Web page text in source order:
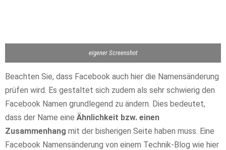
eigener Screenshot
Beachten Sie, dass Facebook auch hier die Namensänderung
prüfen wird. Es gestaltet sich zudem als sehr schwierig den
Facebook Namen grundlegend zu ändern. Dies bedeutet,
dass der Name eine Ähnlichkeit bzw. einen
Zusammenhang mit der bisherigen Seite haben muss. Eine
Facebook Namensänderung von einem Technik-Blog wie hier